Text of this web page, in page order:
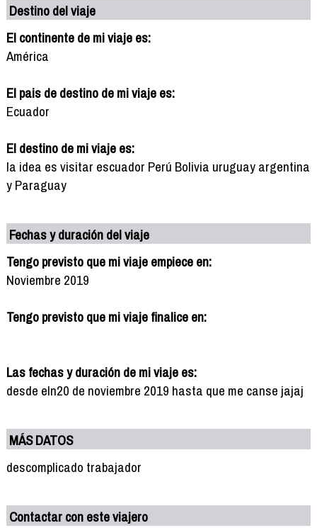
Destino del viaje
El continente de mi viaje es:
América
El pais de destino de mi viaje es:
Ecuador
El destino de mi viaje es:
la idea es visitar escuador Perú Bolivia uruguay argentina
y Paraguay
Fechas y duración del viaje
Tengo previsto que mi viaje empiece en:
Noviembre 2019
Tengo previsto que mi viaje finalice en:
Las fechas y duración de mi viaje es:
desde eln20 de noviembre 2019 hasta que me canse jajaj
MÁS DATOS
descomplicado trabajador
Contactar con este viajero